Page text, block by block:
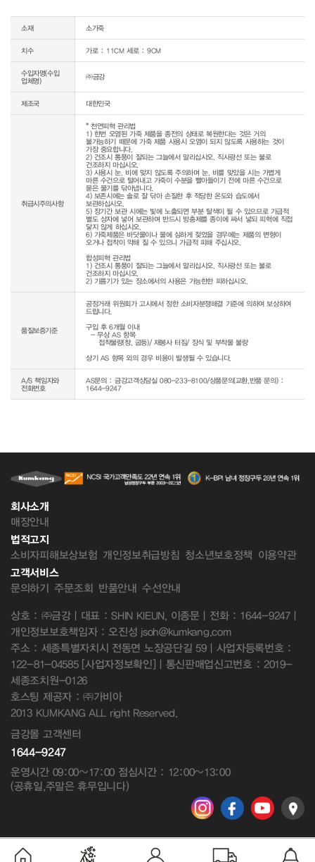
소재 소가죽
치수 가로 : 11CM 세로 : 9CM
수입자명(수입
업체명)
㈜금강
제조국 대한민국
취급시주의사항
* 천연피혁 관리법
1) 한번 오염된 가죽 제품을 종전의 상태로 복원한다는 것은 거의
불가능하기 때문에 가죽 제품 사용시 오염이 되지 않도록 사용하는 것이
가장 중요합니다.
2) 건조시 통풍이 잘되는 그늘에서 말리십시오. 직사광선 또는 불로
건조하지 마십시오.
3) 사용시 눈, 비에 맞지 않도록 주의하며 눈, 비를 맞았을 시는 가볍게
마른 수건으로 털어내고 가죽이 수분을 빨아들이기 전에 마른 수건으로
묻은 물기를 닦아냅니다.
4) 보존시에는 솔로 잘 닦아 손질한 후 적당한 온도와 습도에서
보관하십시오.
5) 장기간 보관 시에는 빛에 노출되면 부분 탈색이 될 수 있으므로 가급적
별도 상자에 넣어 보관하며 반드시 방충제를 종이에 싸서 넣되 피혁에 직접
닿지 않게 하십시오.
6) 가죽제품은 바닷물이나 물에 심하게 젖었을 경우에는 제품의 변형이
오거나 접착이 약해 질 수 있으니 가급적 피해 주십시오.
합성피혁 관리법
1) 건조시 통풍이 잘되는 그늘에서 말리십시오. 직사광선 또는 불로
건조하지 마십시오.
2) 기름기가 있는 장소에서의 사용은 가능한한 피하십시오.
품질보증기준
공정거래 위원회가 고시에서 정한 소비자분쟁해결 기준에 의하여 보상하여
드립니다.
구입 후 6개월 이내
  - 무상 AS 항목
상기 AS 항목 외의 경우 비용이 발생될 수 있습니다.
A/S 책임자와
전화번호
AS문의 : 금강고객상담실 080-233-8100/상품문의(교환,반품 문의) :
1644-9247
회사소개
매장안내
법적고지
소비자피해보상보험 개인정보취급방침 청소년보호정책 이용약관
고객서비스
문의하기 주문조회 반품안내 수선안내
상호 : ㈜금강 | 대표 : SHIN KIEUN, 이종문 | 전화 : 1644-9247 |
개인정보보호책임자 : 오진성 jsoh@kumkang.com
주소 : 세종특별자치시 전동면 노장공단길 59 | 사업자등록번호 :
122-81-04585 [사업자정보확인] | 통신판매업신고번호 : 2019-
세종조치원-0126
호스팅 제공자 : ㈜가비아
2013 KUMKANG ALL right Reserved.
금강몰 고객센터
1644-9247
운영시간 09:00~17:00 점심시간 : 12:00~13:00
(공휴일,주말은 휴무입니다)